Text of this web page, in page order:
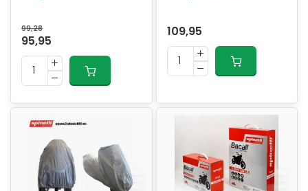
99,28
95,95
109,95